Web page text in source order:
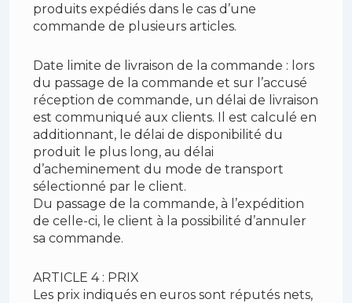
produits expédiés dans le cas d’une
commande de plusieurs articles.
Date limite de livraison de la commande : lors
du passage de la commande et sur l’accusé
réception de commande, un délai de livraison
est communiqué aux clients. Il est calculé en
additionnant, le délai de disponibilité du
produit le plus long, au délai
d’acheminement du mode de transport
sélectionné par le client.
Du passage de la commande, à l’expédition
de celle-ci, le client à la possibilité d’annuler
sa commande.
ARTICLE 4 : PRIX
Les prix indiqués en euros sont réputés nets,